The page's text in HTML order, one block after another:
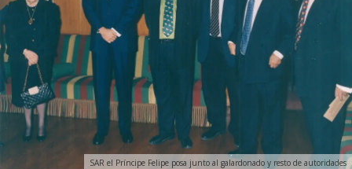
SAR el Príncipe Felipe posa junto al galardonado y resto de autoridades